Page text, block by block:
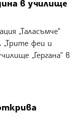
в училище
„Таласъмче“
„Трите феи и
„Гергана“ в